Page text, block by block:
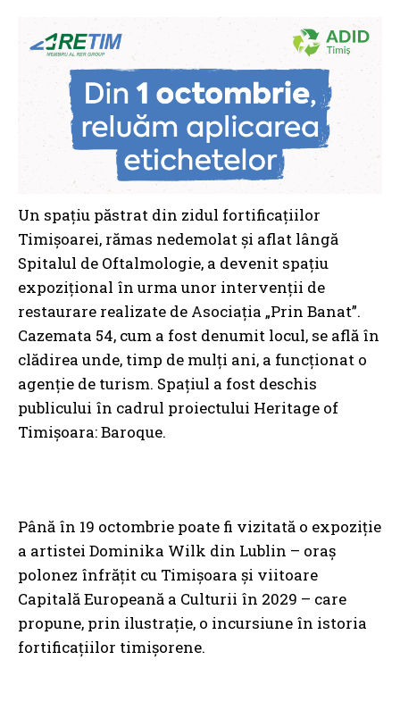
Un spațiu păstrat din zidul fortificațiilor
Timișoarei, rămas nedemolat și aflat lângă
Spitalul de Oftalmologie, a devenit spațiu
expozițional în urma unor intervenții de
restaurare realizate de Asociația „Prin Banat”.
Cazemata 54, cum a fost denumit locul, se află în
clădirea unde, timp de mulți ani, a funcționat o
agenție de turism. Spațiul a fost deschis
publicului în cadrul proiectului Heritage of
Timișoara: Baroque.
Până în 19 octombrie poate fi vizitată o expoziție
a artistei Dominika Wilk din Lublin – oraș
polonez înfrățit cu Timișoara și viitoare
Capitală Europeană a Culturii în 2029 – care
propune, prin ilustrație, o incursiune în istoria
fortificațiilor timișorene.